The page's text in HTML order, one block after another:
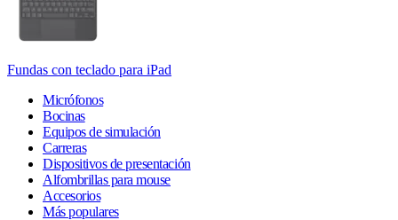
Fundas con teclado para iPad
Micrófonos
Bocinas
Equipos de simulación
Carreras
Dispositivos de presentación
Alfombrillas para mouse
Accesorios
Más populares